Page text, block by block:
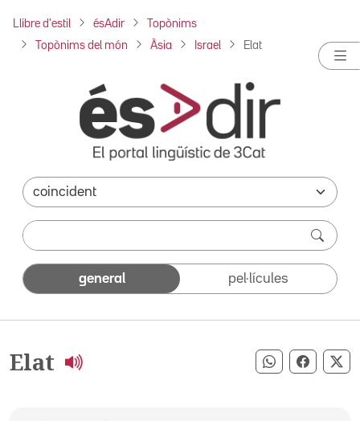
Llibre d'estil ésAdir Topònims
Topònims del món Àsia Israel Elat
general pel·lícules
Elat Compartir